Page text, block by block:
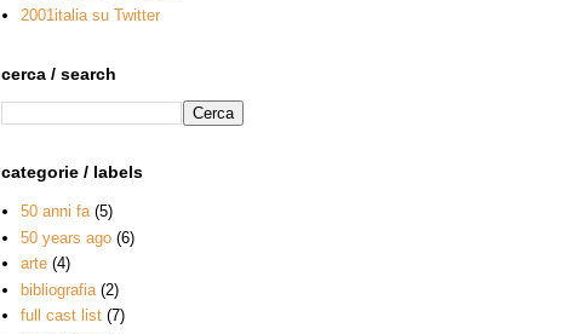
2001italia su Twitter
cerca / search
categorie / labels
50 anni fa (5)
50 years ago (6)
arte (4)
bibliografia (2)
full cast list (7)